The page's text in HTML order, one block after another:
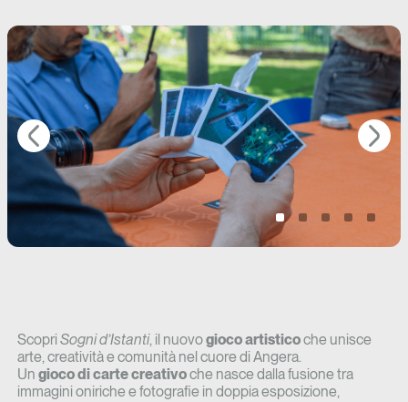
ScopriSogni d’Istanti, il nuovogioco artisticoche unisce
arte, creatività e comunità nel cuore di Angera.
Un gioco di carte creativoche nasce dalla fusione tra
immagini oniriche e fotografie in doppia esposizione,